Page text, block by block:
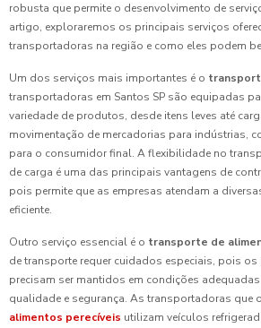
robusta que permite o desenvolvimento de
artigo, exploraremos os principais serviços
transportadoras na região e como eles podem
Um dos serviços mais importantes é o
transportadoras em Santos SP são equipadas
variedade de produtos, desde itens leves até
movimentação de mercadorias para indústrias,
para o consumidor final. A flexibilidade no
de carga é uma das principais vantagens de
pois permite que as empresas atendam a
eficiente.
Outro serviço essencial é o transporte de
de transporte requer cuidados especiais, pois
precisam ser mantidos em condições
qualidade e segurança. As transportadoras que
alimentos perecíveis utilizam veículos